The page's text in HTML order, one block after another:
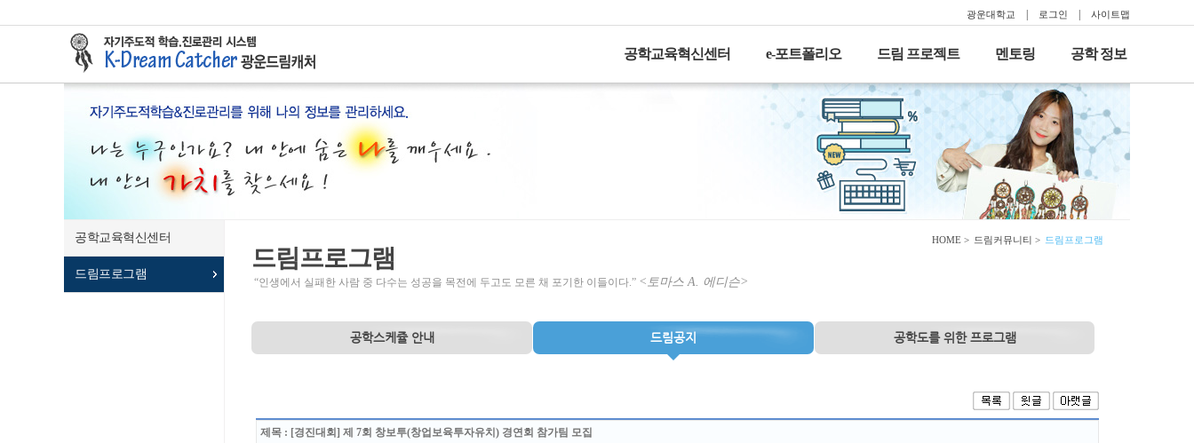
광운대학교 로그인 사이트맵
공학교육혁신센터 e-포트폴리오 드림 프로젝트 멘토링 공학 정보
공학교육혁신센터
드림프로그램
HOME > 드림커뮤니티 > 드림프로그램
드림프로그램
“인생에서 실패한 사람 중 다수는 성공을 목전에 두고도 모른 채 포기한 이들이다.” <토마스 A. 에디슨>
공학스케쥴 안내 드림공지 공학도를 위한프로그램
제목 : [경진대회] 제 7회 창보투(창업보육투자유치) 경연회 참가팀 모집